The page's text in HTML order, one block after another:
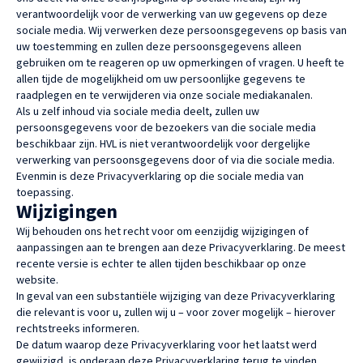
verantwoordelijk voor de verwerking van uw gegevens op deze
sociale media. Wij verwerken deze persoonsgegevens op basis van
uw toestemming en zullen deze persoonsgegevens alleen
gebruiken om te reageren op uw opmerkingen of vragen. U heeft te
allen tijde de mogelijkheid om uw persoonlijke gegevens te
raadplegen en te verwijderen via onze sociale mediakanalen.
Als u zelf inhoud via sociale media deelt, zullen uw
persoonsgegevens voor de bezoekers van die sociale media
beschikbaar zijn. HVL is niet verantwoordelijk voor dergelijke
verwerking van persoonsgegevens door of via die sociale media.
Evenmin is deze Privacyverklaring op die sociale media van
toepassing.
Wijzigingen
Wij behouden ons het recht voor om eenzijdig wijzigingen of
aanpassingen aan te brengen aan deze Privacyverklaring. De meest
recente versie is echter te allen tijden beschikbaar op onze
website.
In geval van een substantiële wijziging van deze Privacyverklaring
die relevant is voor u, zullen wij u – voor zover mogelijk – hierover
rechtstreeks informeren.
De datum waarop deze Privacyverklaring voor het laatst werd